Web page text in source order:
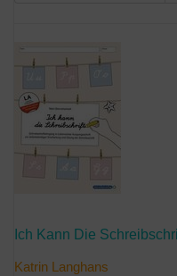
Katrin Langhans